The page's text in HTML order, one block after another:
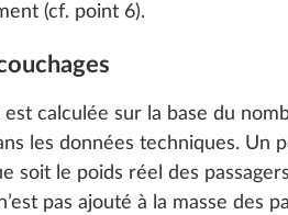
use of our website and to
your consent by clicking on
effect for the future. You can
by clicking on the "Show
vélos THULE sur flèche
60 kg
Ajouter
(cf. point 6).
calculée sur la base du
les données techniques. Un
soit le poids réel des
pas ajouté à la masse des